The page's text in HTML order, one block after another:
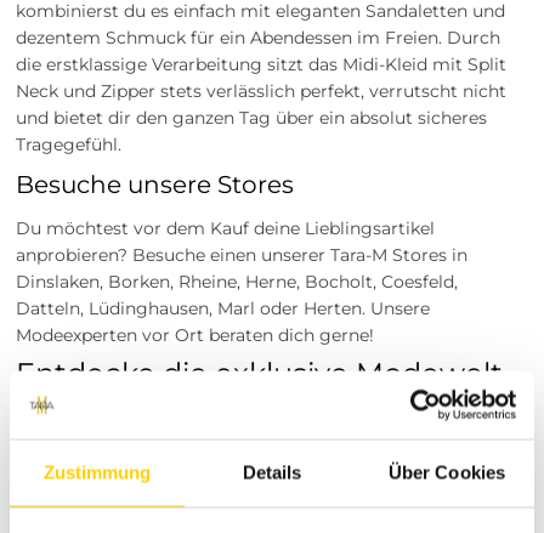
Zustimmung Details Über Cookies
kombinierst du es einfach mit eleganten Sandaletten und
dezentem Schmuck für ein Abendessen im Freien. Durch
die erstklassige Verarbeitung sitzt das Midi-Kleid mit Split
Neck und Zipper stets verlässlich perfekt, verrutscht nicht
und bietet dir den ganzen Tag über ein absolut sicheres
Tragegefühl.
Besuche unsere Stores
Du möchtest vor dem Kauf deine Lieblingsartikel
anprobieren? Besuche einen unserer Tara-M Stores in
Dinslaken, Borken, Rheine, Herne, Bocholt, Coesfeld,
Datteln, Lüdinghausen, Marl oder Herten. Unsere
Modeexperten vor Ort beraten dich gerne!
Entdecke die exklusive Modewelt
von Tara-M
stilsichere Trends steht Tara-M für echte Leidenschaft,
exzellenten Stil und einen herausragenden Kundenservice,